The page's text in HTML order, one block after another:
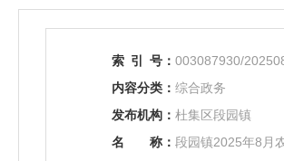
索 引 号： 003087930/
内容分类： 综合政务
发布机构： 杜集区段园镇
名
称： 段园镇2025年8月